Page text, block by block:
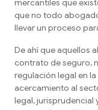
mercantiles que
que no todo
llevar un proceso
De ahí que aquellos
contrato de seguro,
regulación legal en
acercamiento al
legal, jurisprudencial